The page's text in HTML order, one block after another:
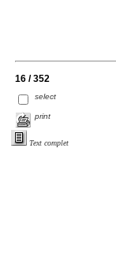
16 / 352
select
print
Text complet